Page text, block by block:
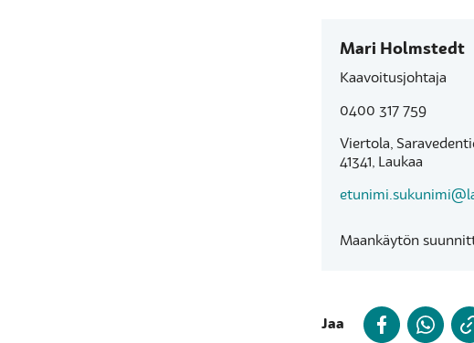
Mari Holmstedt
Kaavoitusjohtaja
0400 317 759
Viertola,
41341, Laukaa
Maankäytön
Jaa